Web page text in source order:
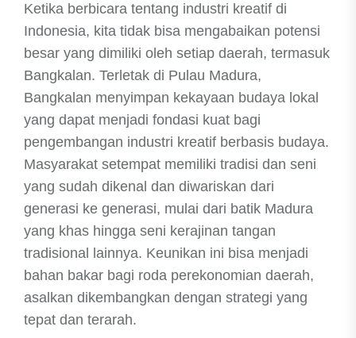
Ketika berbicara tentang industri kreatif di
Indonesia, kita tidak bisa mengabaikan potensi
besar yang dimiliki oleh setiap daerah, termasuk
Bangkalan. Terletak di Pulau Madura,
Bangkalan menyimpan kekayaan budaya lokal
yang dapat menjadi fondasi kuat bagi
pengembangan industri kreatif berbasis budaya.
Masyarakat setempat memiliki tradisi dan seni
yang sudah dikenal dan diwariskan dari
generasi ke generasi, mulai dari batik Madura
yang khas hingga seni kerajinan tangan
tradisional lainnya. Keunikan ini bisa menjadi
bahan bakar bagi roda perekonomian daerah,
asalkan dikembangkan dengan strategi yang
tepat dan terarah.